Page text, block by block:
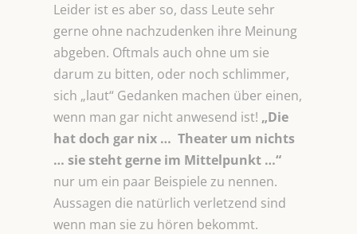
Leider ist es aber so, dass Leute sehr
gerne ohne nachzudenken ihre Meinung
abgeben. Oftmals auch ohne um sie
darum zu bitten, oder noch schlimmer,
sich „laut“ Gedanken machen über einen,
wenn man gar nicht anwesend ist! „Die
hat doch gar nix … Theater um nichts
… sie steht gerne im Mittelpunkt …“
nur um ein paar Beispiele zu nennen.
Aussagen die natürlich verletzend sind
wenn man sie zu hören bekommt.